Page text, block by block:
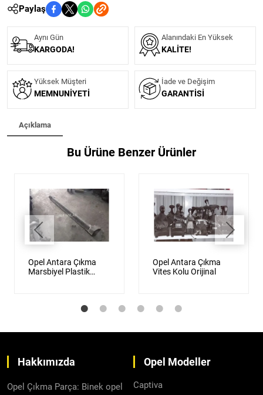
Paylaş
Aynı Gün
KARGODA!
Alanındaki En Yüksek
KALITE!
Yüksek Müşteri
MEMNUNIYETI
İade ve Değişim
GARANTISI
Açıklama
Bu Ürüne Benzer Ürünler
Opel Antara Çıkma
Marsbiyel Plastik
Opel Antara Çıkma
Vites Kolu Orijinal
Hakkımızda
Opel Çıkma Parça: Binek opel
Opel Modeller
Captiva